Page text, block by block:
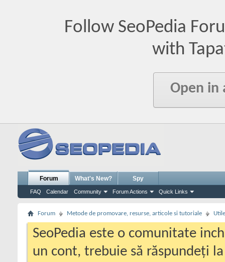
Follow SeoPedia
with
Open in
Forum
FAQ Calendar Community Forum Actions Quick Links
What's New? Spy
Forum Metode de promovare, resurse, articole si tutoriale Utile
SeoPedia este o comunitate
un cont, trebuie să răspundeți